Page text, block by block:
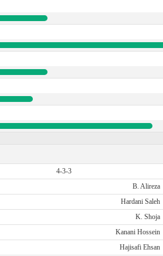
4-3-3
B. Alireza
Hardani Saleh
K. Shoja
Kanani Hossein
Hajisafi Ehsan